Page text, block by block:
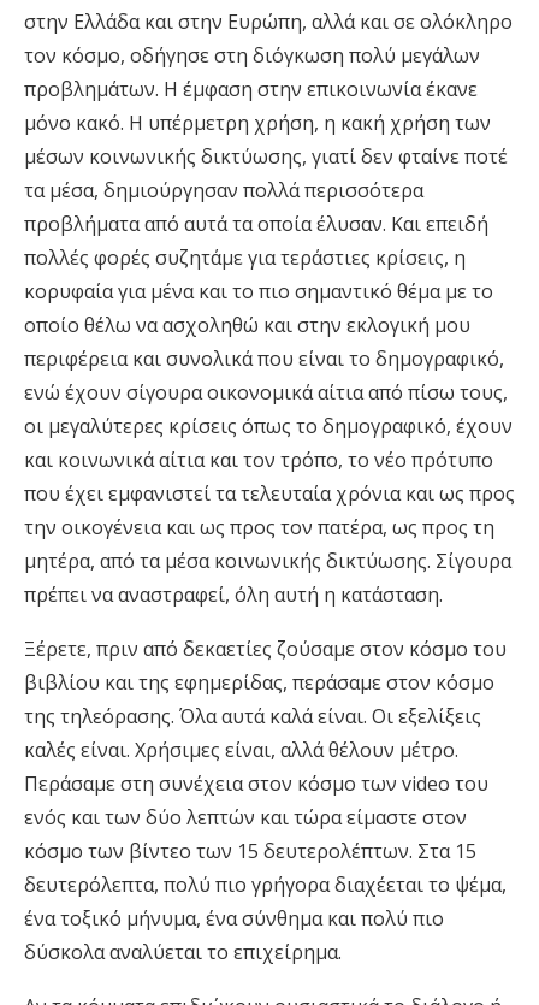
στην Ελλάδα και στην Ευρώπη, αλλά και σε ολόκληρο
τον κόσμο, οδήγησε στη διόγκωση πολύ μεγάλων
προβλημάτων. Η έμφαση στην επικοινωνία έκανε
μόνο κακό. Η υπέρμετρη χρήση, η κακή χρήση των
μέσων κοινωνικής δικτύωσης, γιατί δεν φταίνε ποτέ
τα μέσα, δημιούργησαν πολλά περισσότερα
προβλήματα από αυτά τα οποία έλυσαν. Και επειδή
πολλές φορές συζητάμε για τεράστιες κρίσεις, η
κορυφαία για μένα και το πιο σημαντικό θέμα με το
οποίο θέλω να ασχοληθώ και στην εκλογική μου
περιφέρεια και συνολικά που είναι το δημογραφικό,
ενώ έχουν σίγουρα οικονομικά αίτια από πίσω τους,
οι μεγαλύτερες κρίσεις όπως το δημογραφικό, έχουν
και κοινωνικά αίτια και τον τρόπο, το νέο πρότυπο
που έχει εμφανιστεί τα τελευταία χρόνια και ως προς
την οικογένεια και ως προς τον πατέρα, ως προς τη
μητέρα, από τα μέσα κοινωνικής δικτύωσης. Σίγουρα
πρέπει να αναστραφεί, όλη αυτή η κατάσταση.
Ξέρετε, πριν από δεκαετίες ζούσαμε στον κόσμο του
βιβλίου και της εφημερίδας, περάσαμε στον κόσμο
της τηλεόρασης. Όλα αυτά καλά είναι. Οι εξελίξεις
καλές είναι. Χρήσιμες είναι, αλλά θέλουν μέτρο.
Περάσαμε στη συνέχεια στον κόσμο των video του
ενός και των δύο λεπτών και τώρα είμαστε στον
κόσμο των βίντεο των 15 δευτερολέπτων. Στα 15
δευτερόλεπτα, πολύ πιο γρήγορα διαχέεται το ψέμα,
ένα τοξικό μήνυμα, ένα σύνθημα και πολύ πιο
δύσκολα αναλύεται το επιχείρημα.